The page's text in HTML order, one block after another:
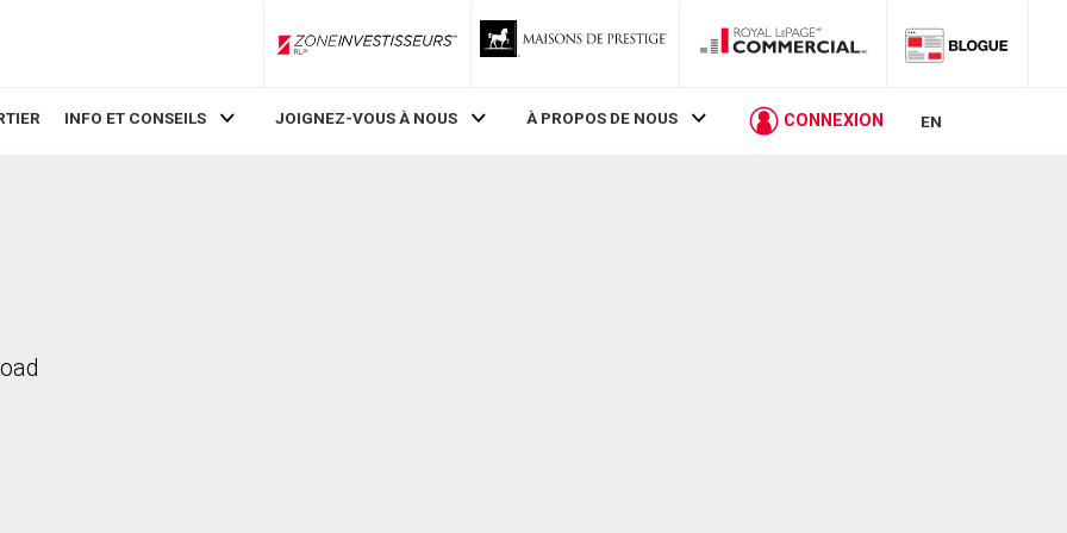
ZoneInvestisseurs RLP
INFO ET CONSEILS JOIGNEZ-VOUS À NOUS À PROPOS DE NOUS CONNEXION EN